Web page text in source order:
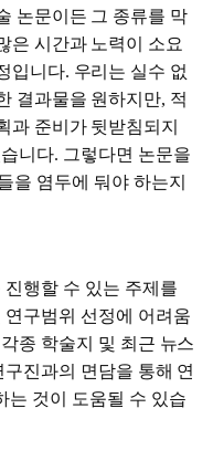
논문이든 그 종류를 막
은 시간과 노력이 소요
입니다. 우리는 실수 없
결과물을 원하지만, 적
과 준비가 뒷받침되지
니다. 그렇다면 논문을
을 염두에 둬야 하는지
행할 수 있는 주제를
구범위 선정에 어려움
종 학술지 및 최근 뉴스
진과의 면담을 통해 연
는 것이 도움될 수 있습